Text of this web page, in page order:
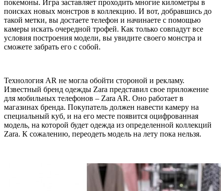
покемоны. Игра заставляет проходить многие километры в
поисках новых монстров в коллекцию. И вот, добравшись до
такой метки, вы достаете телефон и начинаете с помощью
камеры искать очередной трофей. Как только совпадут все
условия построения модели, вы увидите своего монстра и
сможете забрать его с собой.
Технология AR не могла обойти стороной и рекламу.
Известный бренд одежды Zara представил свое приложение
для мобильных телефонов – Zara AR. Оно работает в
магазинах бренда. Покупатель должен навести камеру на
специальный куб, и на его месте появится оцифрованная
модель, на которой будет одежда из определенной коллекций
Zara. К сожалению, переодеть модель на лету пока нельзя.